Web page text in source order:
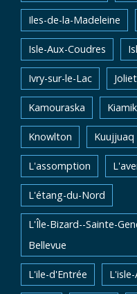
Iles-de-la-Madeleine
Isle-Aux-Coudres
Ivry-sur-le-Lac
Kamouraska
Knowlton Kuujjuaq
L'assomption
L'étang-du-Nord
L'Île-Bizard--Sainte-
Bellevue
L'ile-d'Entrée